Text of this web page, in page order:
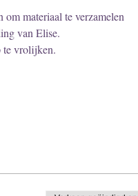
om materiaal te verzamelen
van Elise.
te vrolijken.